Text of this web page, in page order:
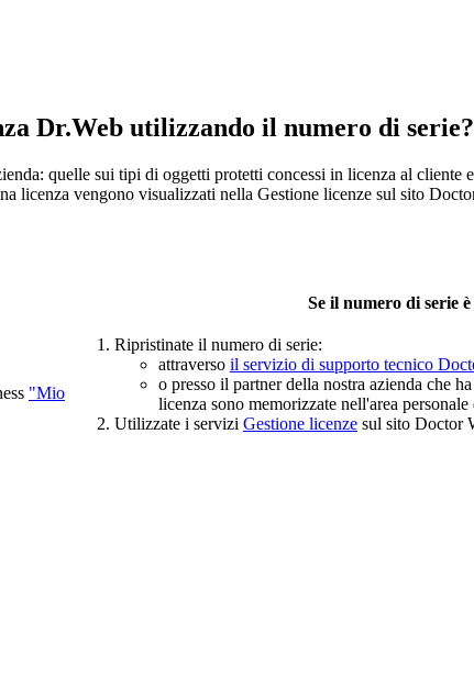
Dr.Web utilizzando il numero di serie?
quelle sui tipi di oggetti protetti concessi in licenza al
licenza vengono visualizzati nella Gestione licenze sul sito
Se il numero di serie
"Mio
Ripristinate il numero di serie:
attraverso il servizio di supporto tecnico
o presso il partner della nostra azienda che
licenza sono memorizzate nell'area
Utilizzate i servizi Gestione licenze sul sito Doctor